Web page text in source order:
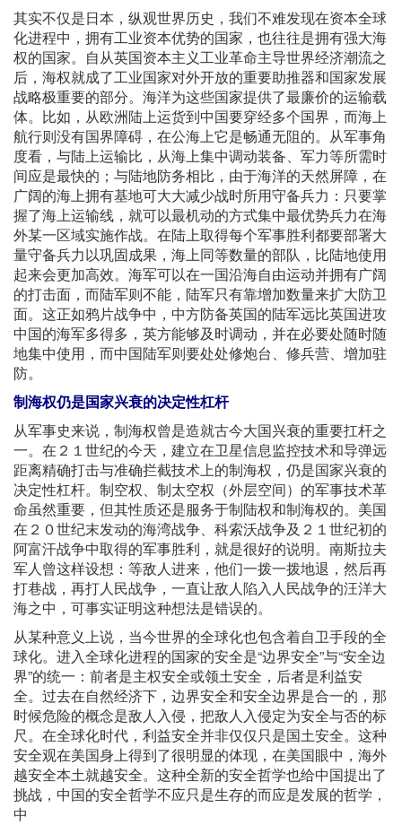
其实不仅是日本，纵观世界历史，我们不难发现在资本全球
化进程中，拥有工业资本优势的国家，也往往是拥有强大海
权的国家。自从英国资本主义工业革命主导世界经济潮流之
后，海权就成了工业国家对外开放的重要助推器和国家发展
战略极重要的部分。海洋为这些国家提供了最廉价的运输载
体。比如，从欧洲陆上运货到中国要穿经多个国界，而海上
航行则没有国界障碍，在公海上它是畅通无阻的。从军事角
度看，与陆上运输比，从海上集中调动装备、军力等所需时
间应是最快的；与陆地防务相比，由于海洋的天然屏障，在
广阔的海上拥有基地可大大减少战时所用守备兵力：只要掌
握了海上运输线，就可以最机动的方式集中最优势兵力在海
外某一区域实施作战。在陆上取得每个军事胜利都要部署大
量守备兵力以巩固成果，海上同等数量的部队，比陆地使用
起来会更加高效。海军可以在一国沿海自由运动并拥有广阔
的打击面，而陆军则不能，陆军只有靠增加数量来扩大防卫
面。这正如鸦片战争中，中方防备英国的陆军远比英国进攻
中国的海军多得多，英方能够及时调动，并在必要处随时随
地集中使用，而中国陆军则要处处修炮台、修兵营、增加驻
防。
制海权仍是国家兴衰的决定性杠杆
从军事史来说，制海权曾是造就古今大国兴衰的重要扛杆之
一。在２１世纪的今天，建立在卫星信息监控技术和导弹远
距离精确打击与准确拦截技术上的制海权，仍是国家兴衰的
决定性杠杆。制空权、制太空权（外层空间）的军事技术革
命虽然重要，但其性质还是服务于制陆权和制海权的。美国
在２０世纪末发动的海湾战争、科索沃战争及２１世纪初的
阿富汗战争中取得的军事胜利，就是很好的说明。南斯拉夫
军人曾这样设想：等敌人进来，他们一拨一拨地退，然后再
打巷战，再打人民战争，一直让敌人陷入人民战争的汪洋大
海之中，可事实证明这种想法是错误的。
从某种意义上说，当今世界的全球化也包含着自卫手段的全
球化。进入全球化进程的国家的安全是“边界安全”与“安全边
界”的统一：前者是主权安全或领土安全，后者是利益安
全。过去在自然经济下，边界安全和安全边界是合一的，那
时候危险的概念是敌人入侵，把敌人入侵定为安全与否的标
尺。在全球化时代，利益安全并非仅仅只是国土安全。这种
安全观在美国身上得到了很明显的体现，在美国眼中，海外
越安全本土就越安全。这种全新的安全哲学也给中国提出了
挑战，中国的安全哲学不应只是生存的而应是发展的哲学，
中